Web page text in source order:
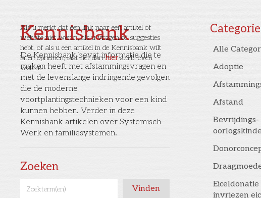
Als u merkt dat een link naar een artikel of
website niet werkt, als u vragen of suggesties
hebt, of als u een artikel in de Kennisbank wilt
laten opnemen, laat het danhiera.u.b. even
weten!
Kennisbank
De Kennisbank bevat informatie die te
maken heeft met afstammingsvragen en
met de levenslange indringende gevolgen
die de moderne
voortplantingstechnieken voor een kind
kunnen hebben. Verder in deze
Kennisbank artikelen over Systemisch
Werk en familiesystemen.
Zoeken
Alle
Adoptie
Afstand
Bevrijdings-
Eiceldonatie |
invriezen